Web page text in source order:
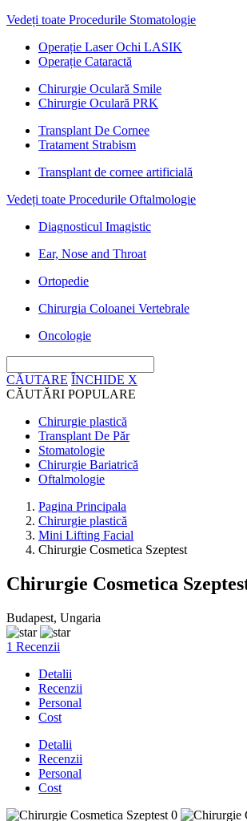
Vedeți toate Procedurile Stomatologie
Operație Laser Ochi LASIK
Operație Cataractă
Chirurgie Oculară Smile
Chirurgie Oculară PRK
Transplant De Cornee
Tratament Strabism
Transplant de cornee artificială
Vedeți toate Procedurile Oftalmologie
Diagnosticul Imagistic
Ear, Nose and Throat
Ortopedie
Chirurgia Coloanei Vertebrale
Oncologie
CĂUTARE ÎNCHIDE X
CĂUTĂRI POPULARE
Chirurgie plastică
Transplant De Păr
Stomatologie
Chirurgie Bariatrică
Oftalmologie
Pagina Principala
Chirurgie plastică
Mini Lifting Facial
Chirurgie Cosmetica Szeptest
Chirurgie Cosmetica
Budapest, Ungaria
1 Recenzii
Detalii
Recenzii
Personal
Cost
Detalii
Recenzii
Personal
Cost